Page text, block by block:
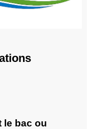
le bac ou